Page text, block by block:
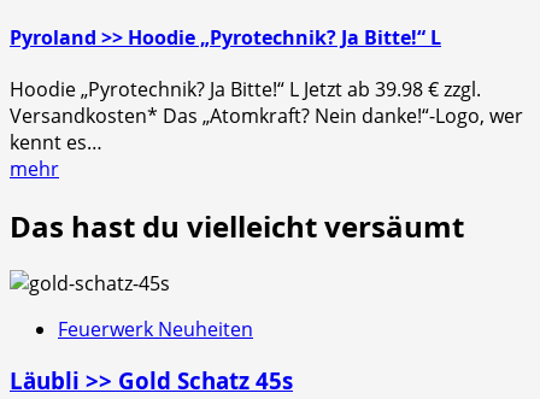
Pyroland >> Hoodie „Pyrotechnik? Ja Bitte!“ L
Hoodie „Pyrotechnik? Ja Bitte!“ L Jetzt ab 39.98 € zzgl.
Versandkosten* Das „Atomkraft? Nein danke!“-Logo, wer
kennt es…
mehr
Das hast du vielleicht versäumt
Feuerwerk Neuheiten
Läubli >> Gold Schatz 45s